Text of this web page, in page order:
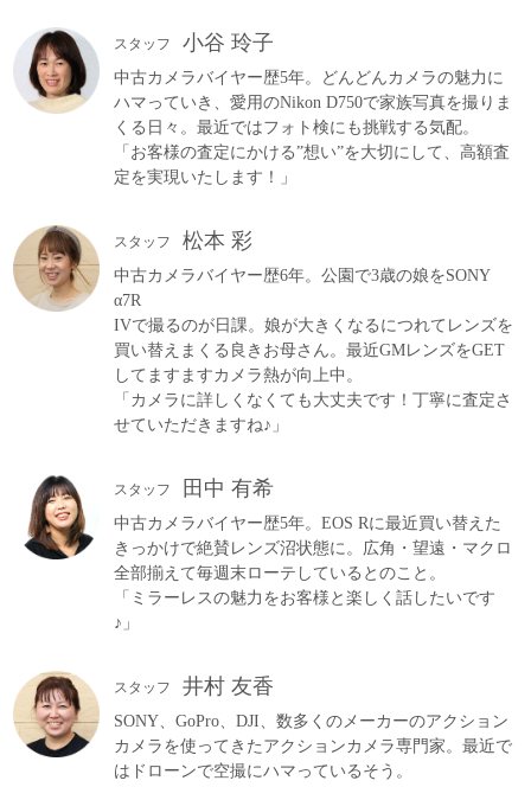
スタッフ 小谷 玲子
中古カメラバイヤー歴5年。どんどんカメラの魅力に
ハマっていき、愛用のNikon D750で家族写真を撮りま
くる日々。最近ではフォト検にも挑戦する気配。
「お客様の査定にかける”想い”を大切にして、高額査
定を実現いたします！」
スタッフ 松本 彩
中古カメラバイヤー歴6年。公園で3歳の娘をSONY
α7R
IVで撮るのが日課。娘が大きくなるにつれてレンズを
買い替えまくる良きお母さん。最近GMレンズをGET
してますますカメラ熱が向上中。
「カメラに詳しくなくても大丈夫です！丁寧に査定さ
せていただきますね♪」
スタッフ 田中 有希
中古カメラバイヤー歴5年。EOS Rに最近買い替えた
きっかけで絶賛レンズ沼状態に。広角・望遠・マクロ
全部揃えて毎週末ローテしているとのこと。
「ミラーレスの魅力をお客様と楽しく話したいです
♪」
スタッフ 井村 友香
SONY、GoPro、DJI、数多くのメーカーのアクション
カメラを使ってきたアクションカメラ専門家。最近で
はドローンで空撮にハマっているそう。